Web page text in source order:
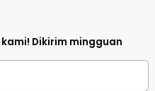
kami! Dikirim mingguan